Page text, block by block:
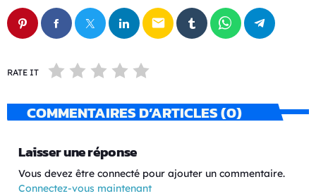
email
RATE IT
COMMENTAIRES D’ARTICLES (0)
Laisser une réponse
Vous devez être connecté pour ajouter un commentaire.
Connectez-vous maintenant